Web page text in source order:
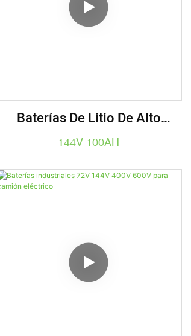
Baterías De Litio De Alto
Voltaje Batería Para Barco
144V 100AH